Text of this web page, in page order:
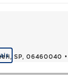
SP, 06460040 •